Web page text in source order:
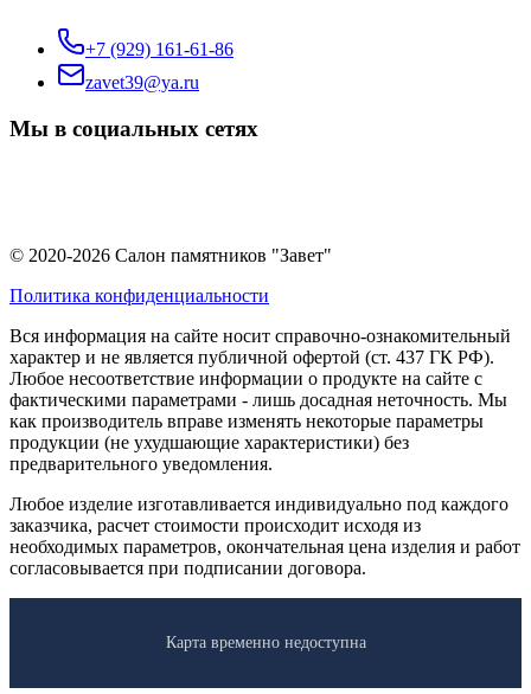
+7 (929) 161-61-86
zavet39@ya.ru
Мы в социальных сетях
© 2020-2026 Салон памятников "Завет"
Политика конфиденциальности
Вся информация на сайте носит справочно-ознакомительный
характер и не является публичной офертой (ст. 437 ГК РФ).
Любое несоответствие информации о продукте на сайте с
фактическими параметрами - лишь досадная неточность. Мы
как производитель вправе изменять некоторые параметры
продукции (не ухудшающие характеристики) без
предварительного уведомления.
Любое изделие изготавливается индивидуально под каждого
заказчика, расчет стоимости происходит исходя из
необходимых параметров, окончательная цена изделия и работ
согласовывается при подписании договора.
Карта временно недоступна